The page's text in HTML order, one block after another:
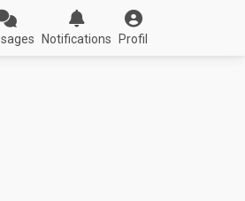
Notifications Profil